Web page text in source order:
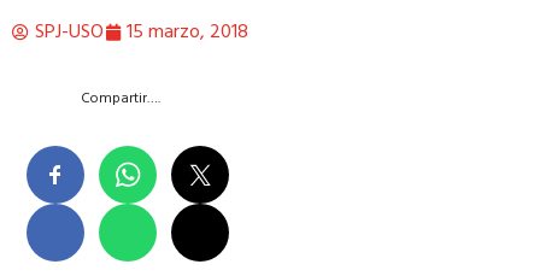
SPJ-USO 15 marzo, 2018
Compartir….